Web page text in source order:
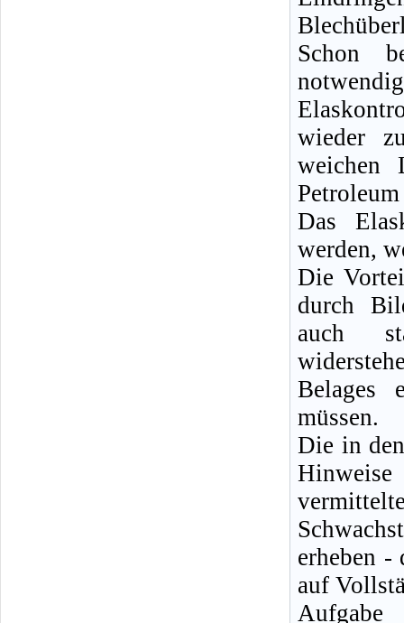
Schon
wieder
weichen
Das
werden,
Die
durch
auch
Belages
müssen.
Die in
erheben -
auf